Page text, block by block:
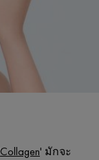
Collagen' มักจะ